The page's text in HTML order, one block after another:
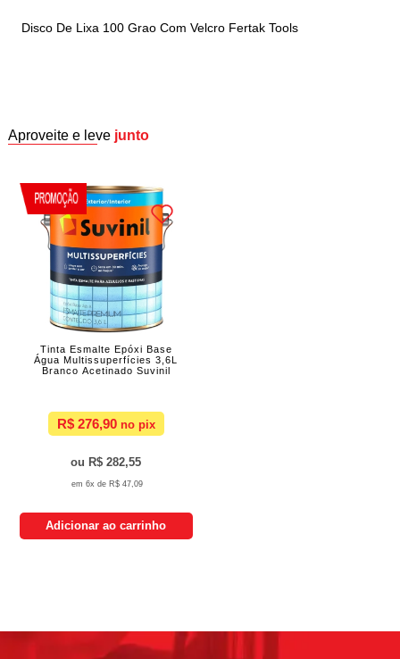
Disco De Lixa 100 Grao Com Velcro Fertak Tools
Aproveite e leve junto
Tinta Esmalte Epóxi Base
Água Multissuperfícies 3,6L
Branco Acetinado Suvinil
R$ 276,90
R$ 282,55
6x de R$ 47,09
Adicionar ao carrinho